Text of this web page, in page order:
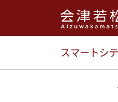
スマートシ